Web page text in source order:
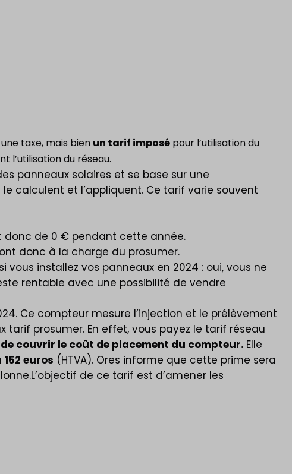
taxe, mais bien un tarif imposé pour l’utilisation du
l’utilisation du réseau.
panneaux solaires et se base sur une
calculent et l’appliquent. Ce tarif varie souvent
donc de 0 € pendant cette année.
donc à la charge du prosumer.
vous installez vos panneaux en 2024 : oui, vous ne
rentable avec une possibilité de vendre
Ce compteur mesure l’injection et le prélèvement
prosumer. En effet, vous payez le tarif réseau
couvrir le coût de placement du compteur. Elle
152 euros (HTVA). Ores informe que cette prime sera
de ce tarif est d’amener les